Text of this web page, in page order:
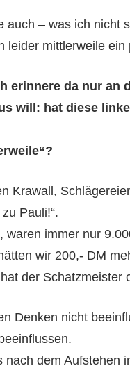
– was ich nicht
leider mittlerweile ein
erinnere da nur an
will: hat diese
Krawall,
Pauli!“.
waren immer nur
wir 200,- DM
der Schatzmeister
Denken nicht
dem Aufstehen